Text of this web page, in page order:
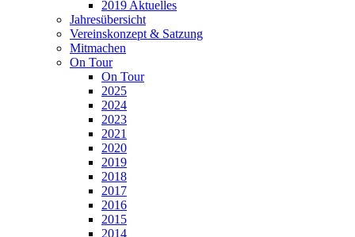
2019 Aktuelles
Jahresübersicht
Vereinskonzept & Satzung
Mitmachen
On Tour
On Tour
2025
2024
2023
2021
2020
2019
2018
2017
2016
2015
2014